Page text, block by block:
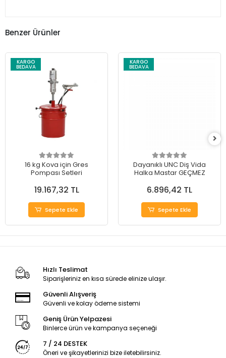
Benzer Ürünler
KARGO
BEDAVA
16 kg Kova için Gres
Pompası Setleri
19.167,32 TL
Sepete Ekle
KARGO
BEDAVA
Dayanıklı UNC Diş Vida
Halka Mastar GEÇMEZ
6.896,42 TL
Sepete Ekle
Hızlı Teslimat
Siparişleriniz en kısa sürede elinize ulaşır.
Güvenli Alışveriş
Güvenli ve kolay ödeme sistemi
Geniş Ürün Yelpazesi
Binlerce ürün ve kampanya seçeneği
7 / 24 DESTEK
Öneri ve şikayetlerinizi bize iletebilirsiniz.